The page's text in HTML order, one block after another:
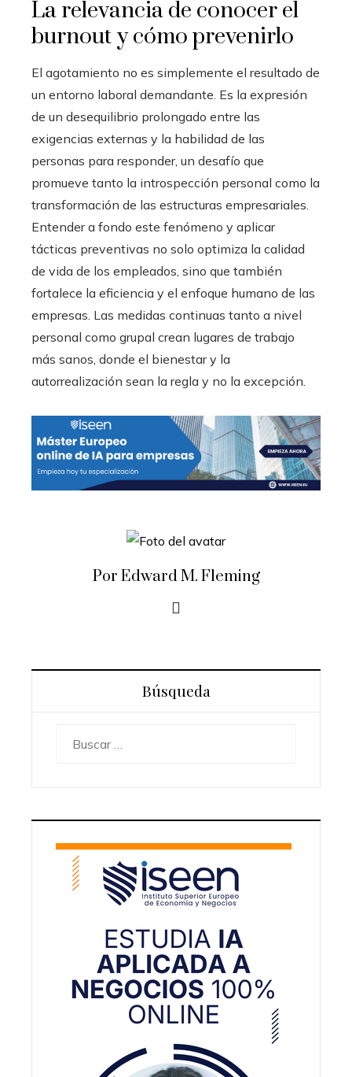
La relevancia de conocer el
burnout y cómo prevenirlo
El agotamiento no es simplemente el resultado de
un entorno laboral demandante. Es la expresión
de un desequilibrio prolongado entre las
exigencias externas y la habilidad de las
personas para responder, un desafío que
promueve tanto la introspección personal como la
transformación de las estructuras empresariales.
Entender a fondo este fenómeno y aplicar
tácticas preventivas no solo optimiza la calidad
de vida de los empleados, sino que también
fortalece la eficiencia y el enfoque humano de las
empresas. Las medidas continuas tanto a nivel
personal como grupal crean lugares de trabajo
más sanos, donde el bienestar y la
autorrealización sean la regla y no la excepción.
Por Edward M. Fleming
Búsqueda